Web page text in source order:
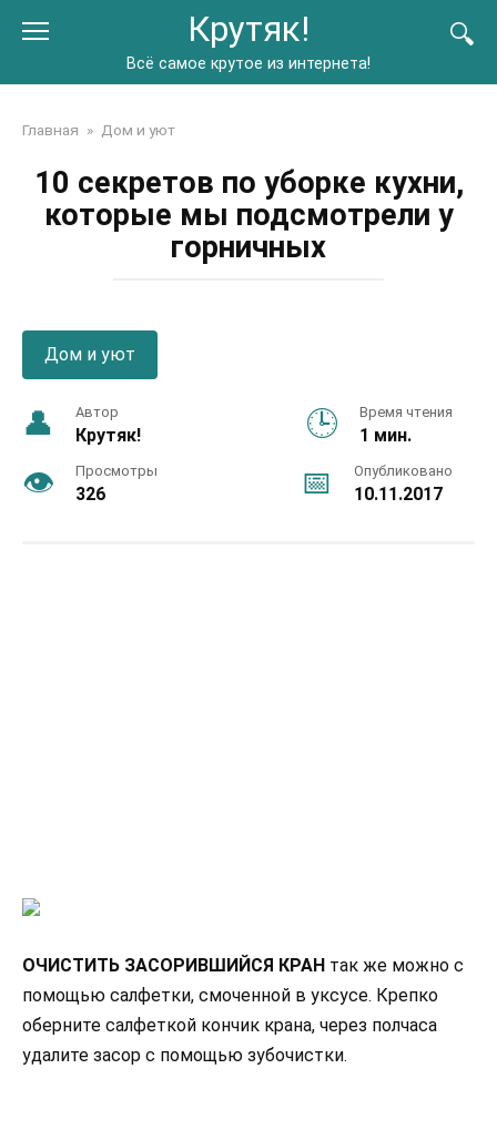
Крутяк!
Всё самое крутое из интернета!
Главная » Дом и уют
10 секретов по уборке кухни,
которые мы подсмотрели у
горничных
Дом и уют
Автор
Крутяк!
Время чтения
1 мин.
Просмотры
326
Опубликовано
10.11.2017
ОЧИСТИТЬ ЗАСОРИВШИЙСЯ КРАН так же можно с
помощью салфетки, смоченной в уксусе. Крепко
оберните салфеткой кончик крана, через полчаса
удалите засор с помощью зубочистки.